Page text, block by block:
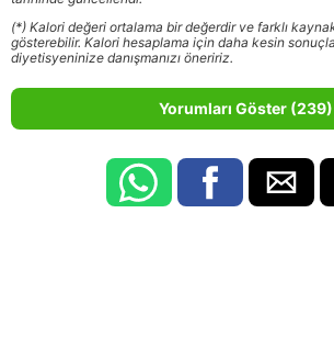
(*) Kalori değeri ortalama bir değerdir ve farklı
gösterebilir. Kalori hesaplama için daha kesin
diyetisyeninize danışmanızı öneririz.
Yorumları Göster (239)